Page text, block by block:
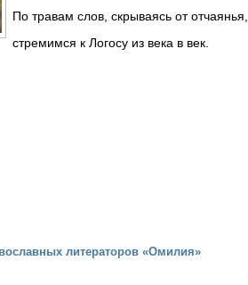
По травам слов, скрываясь от отчаянья,
стремимся к Логосу из века в век.
литераторов «Омилия»